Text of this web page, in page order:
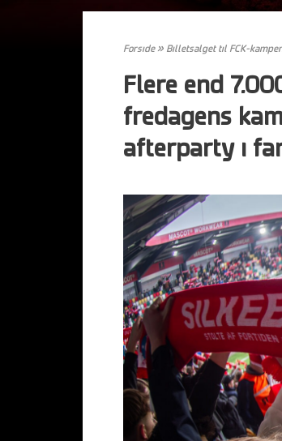
Forside» Billetsalget til FCK-
Flere end
fredagens
afterparty i